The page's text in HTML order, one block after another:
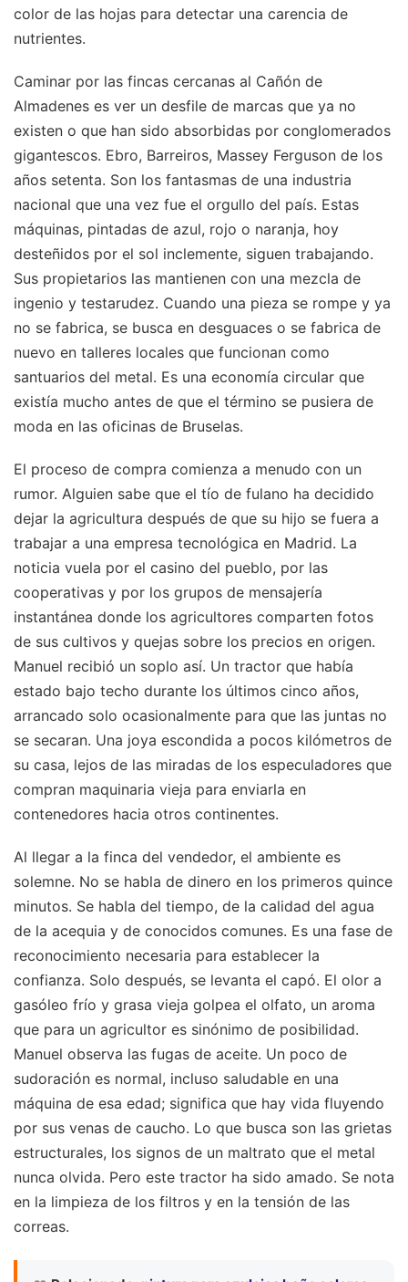
color de las hojas para detectar una carencia de
nutrientes.
Caminar por las fincas cercanas al Cañón de
Almadenes es ver un desfile de marcas que ya no
existen o que han sido absorbidas por conglomerados
gigantescos. Ebro, Barreiros, Massey Ferguson de los
años setenta. Son los fantasmas de una industria
nacional que una vez fue el orgullo del país. Estas
máquinas, pintadas de azul, rojo o naranja, hoy
desteñidos por el sol inclemente, siguen trabajando.
Sus propietarios las mantienen con una mezcla de
ingenio y testarudez. Cuando una pieza se rompe y ya
no se fabrica, se busca en desguaces o se fabrica de
nuevo en talleres locales que funcionan como
santuarios del metal. Es una economía circular que
existía mucho antes de que el término se pusiera de
moda en las oficinas de Bruselas.
El proceso de compra comienza a menudo con un
rumor. Alguien sabe que el tío de fulano ha decidido
dejar la agricultura después de que su hijo se fuera a
trabajar a una empresa tecnológica en Madrid. La
noticia vuela por el casino del pueblo, por las
cooperativas y por los grupos de mensajería
instantánea donde los agricultores comparten fotos
de sus cultivos y quejas sobre los precios en origen.
Manuel recibió un soplo así. Un tractor que había
estado bajo techo durante los últimos cinco años,
arrancado solo ocasionalmente para que las juntas no
se secaran. Una joya escondida a pocos kilómetros de
su casa, lejos de las miradas de los especuladores que
compran maquinaria vieja para enviarla en
contenedores hacia otros continentes.
Al llegar a la finca del vendedor, el ambiente es
solemne. No se habla de dinero en los primeros quince
minutos. Se habla del tiempo, de la calidad del agua
de la acequia y de conocidos comunes. Es una fase de
reconocimiento necesaria para establecer la
confianza. Solo después, se levanta el capó. El olor a
gasóleo frío y grasa vieja golpea el olfato, un aroma
que para un agricultor es sinónimo de posibilidad.
Manuel observa las fugas de aceite. Un poco de
sudoración es normal, incluso saludable en una
máquina de esa edad; significa que hay vida fluyendo
por sus venas de caucho. Lo que busca son las grietas
estructurales, los signos de un maltrato que el metal
nunca olvida. Pero este tractor ha sido amado. Se nota
en la limpieza de los filtros y en la tensión de las
correas.